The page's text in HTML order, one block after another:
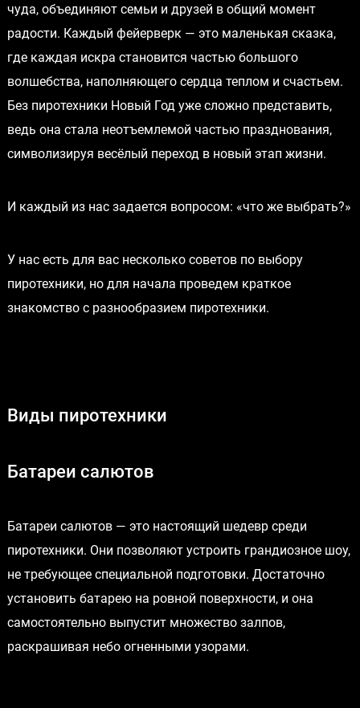
чуда, объединяют семьи и друзей в общий момент
радости. Каждый фейерверк — это маленькая сказка,
где каждая искра становится частью большого
волшебства, наполняющего сердца теплом и счастьем.
Без пиротехники Новый Год уже сложно представить,
ведь она стала неотъемлемой частью празднования,
символизируя весёлый переход в новый этап жизни.
И каждый из нас задается вопросом: «что же выбрать?»
У нас есть для вас несколько советов по выбору
пиротехники, но для начала проведем краткое
знакомство с разнообразием пиротехники.
Виды пиротехники
Батареи салютов
Батареи салютов — это настоящий шедевр среди
пиротехники. Они позволяют устроить грандиозное шоу,
не требующее специальной подготовки. Достаточно
установить батарею на ровной поверхности, и она
самостоятельно выпустит множество залпов,
раскрашивая небо огненными узорами.